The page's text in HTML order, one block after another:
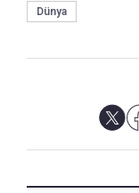
Dünya